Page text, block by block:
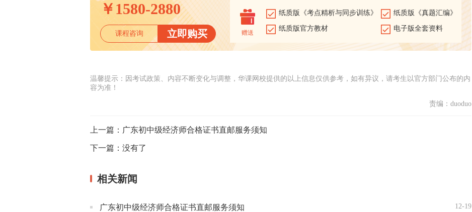
￥ 1580-2880
课程咨询 立即购买 赠送
纸质版《考点精析与同步训练》 纸质版《真题汇编》
纸质版官方教材 电子版全套资料
温馨提示：因考试政策、内容不断变化与调整，华课网校提供的以上信息仅供参考，如有异议，请考生以官方部门公布的内
容为准！
责编：duoduo
上一篇： 广东初中级经济师合格证书直邮服务须知
下一篇： 没有了
相关新闻
广东初中级经济师合格证书直邮服务须知 12-19